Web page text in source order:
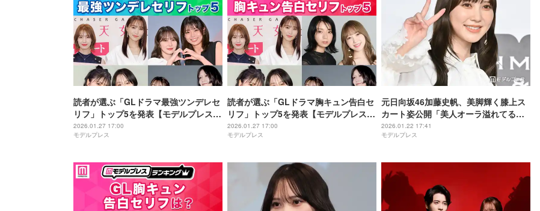
読者が選ぶ「GLドラマ最強ツンデレセ
リフ」トップ5を発表【モデルプレスラ
ンキング】
2026.01.27 17:00
モデルプレス
読者が選ぶ「GLドラマ胸キュン告白セ
リフ」トップ5を発表【モデルプレスラ
ンキング】
2026.01.27 17:00
モデルプレス
元日向坂46加藤史帆、美脚輝く膝上ス
カート姿公開「美人オーラ溢れてる」
「脚のラインが綺麗」と反響
2026.01.22 17:41
モデルプレス